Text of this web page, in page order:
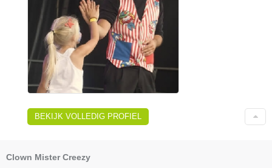
BEKIJK VOLLEDIG PROFIEL
Clown Mister Creezy